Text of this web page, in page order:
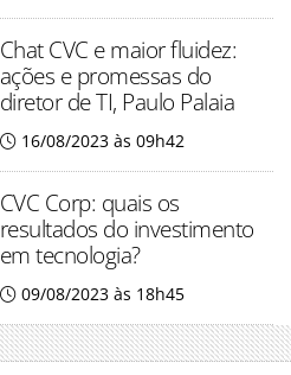
Chat CVC e maior fluidez:
ações e promessas do
diretor de TI, Paulo Palaia
16/08/2023 às 09h42
CVC Corp: quais os
resultados do investimento
em tecnologia?
09/08/2023 às 18h45